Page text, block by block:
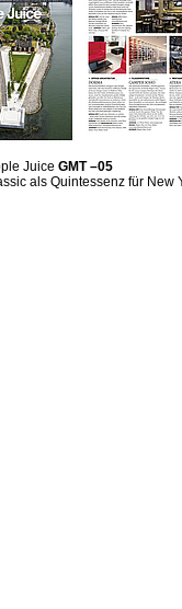
Juice GMT –05
als Quintessenz für New